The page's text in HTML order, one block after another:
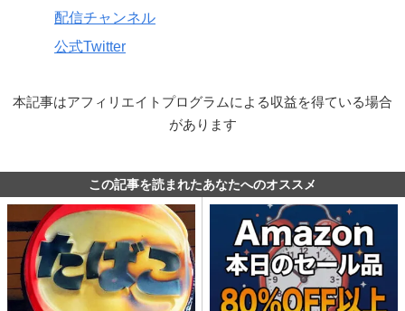
配信チャンネル
公式Twitter
本記事はアフィリエイトプログラムによる収益を得ている場合
があります
この記事を読まれたあなたへのオススメ